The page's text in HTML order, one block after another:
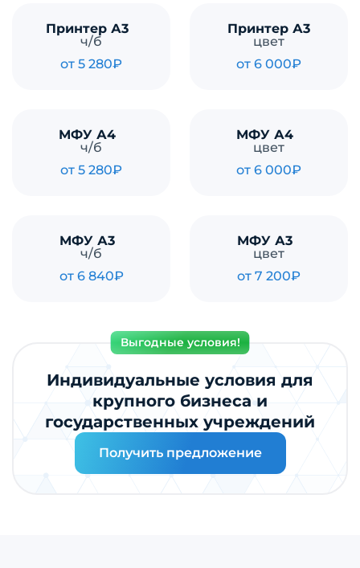
Принтер А3
ч/б
от 5 280₽
Принтер А3
цвет
от 6 000₽
МФУ А4
ч/б
от 5 280₽
МФУ А4
цвет
от 6 000₽
МФУ А3
ч/б
от 6 840₽
МФУ А3
цвет
от 7 200₽
Выгодные условия!
Индивидуальные условия для
крупного бизнеса и
государственных учреждений
Получить предложение